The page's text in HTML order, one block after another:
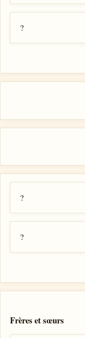
?
?
?
Frères et sœurs